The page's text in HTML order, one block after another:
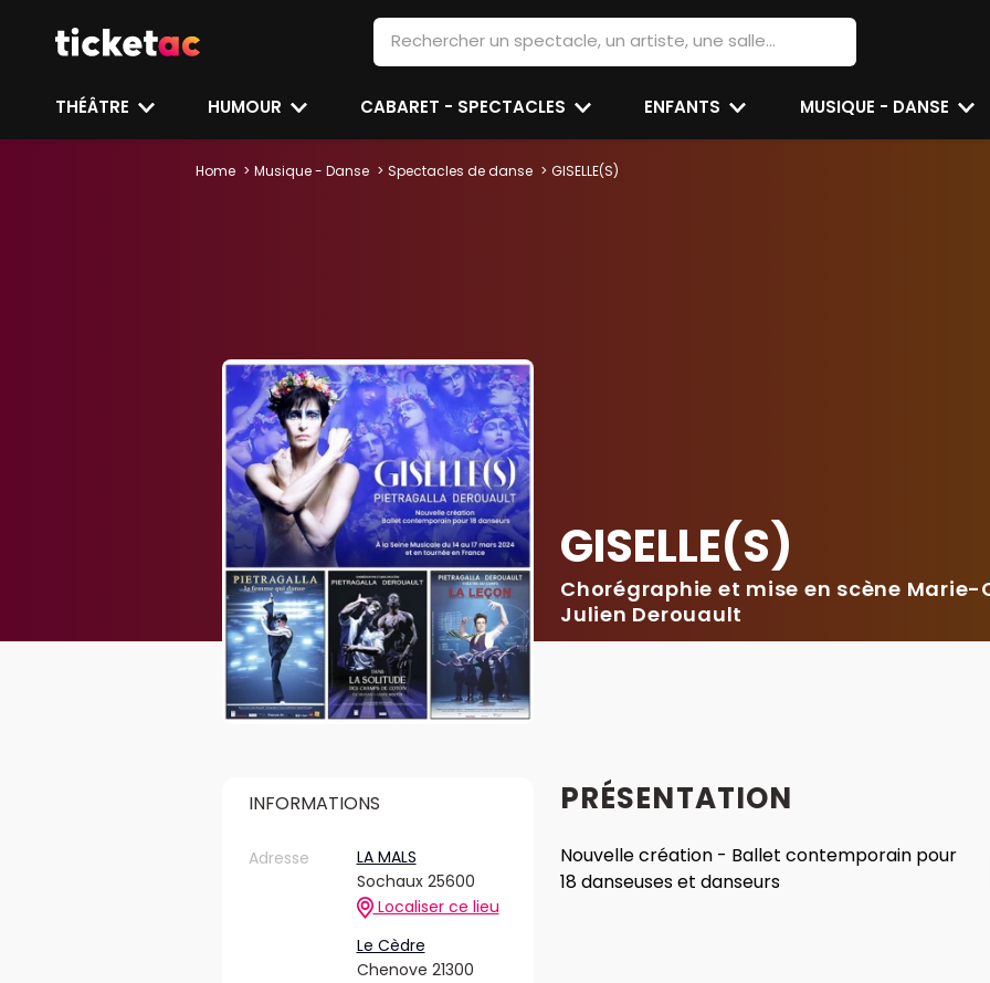
THÉÂTRE HUMOUR CABARET - SPECTACLES ENFANTS MUSIQUE - DANSE
Home Musique - Danse Spectacles de danse GISELLE(S)
GISELLE(S)
Chorégraphie et mise en scène
Julien Derouault
INFORMATIONS
Adresse
LA MALS
Sochaux 25600
Localiser ce lieu
Le Cèdre
Chenove 21300
PRÉSENTATION
Nouvelle création - Ballet contemporain pour
18 danseuses et danseurs